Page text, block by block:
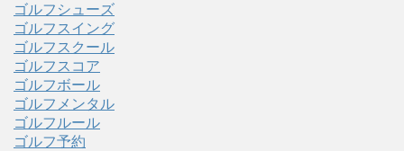
ゴルフシューズ
ゴルフスイング
ゴルフスクール
ゴルフスコア
ゴルフボール
ゴルフメンタル
ゴルフルール
ゴルフ予約